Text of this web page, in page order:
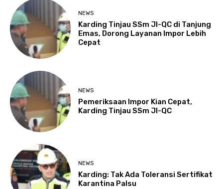
NEWS
Karding Tinjau SSm JI-QC di Tanjung
Emas, Dorong Layanan Impor Lebih
Cepat
NEWS
Pemeriksaan Impor Kian Cepat,
Karding Tinjau SSm JI-QC
NEWS
Karding: Tak Ada Toleransi Sertifikat
Karantina Palsu